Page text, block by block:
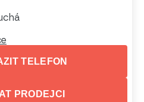
TELEFON
PRODEJCI